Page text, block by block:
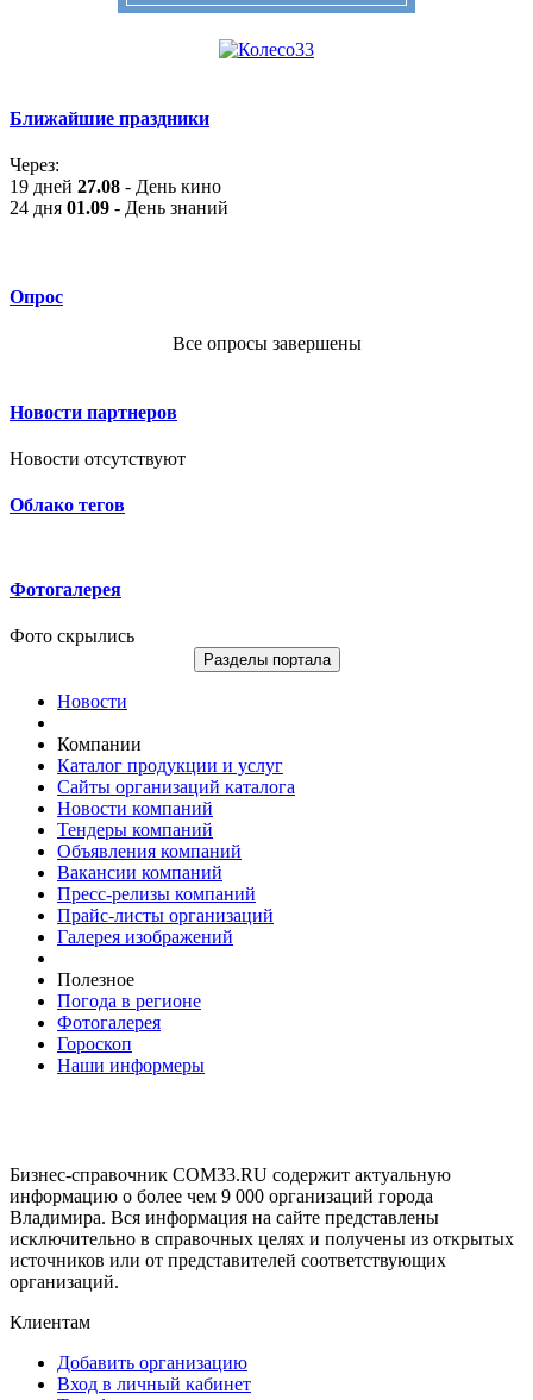
Ближайшие праздники
Через:
19 дней 27.08 - День кино
24 дня 01.09 - День знаний
Опрос
Все опросы завершены
Новости партнеров
Новости отсутствуют
Облако тегов
Фотогалерея
Фото скрылись
Разделы портала
Новости
Компании
Каталог продукции и услуг
Сайты организаций каталога
Новости компаний
Тендеры компаний
Объявления компаний
Вакансии компаний
Пресс-релизы компаний
Прайс-листы организаций
Галерея изображений
Полезное
Погода в регионе
Фотогалерея
Гороскоп
Наши информеры
Бизнес-справочник COM33.RU содержит актуальную
информацию о более чем 9 000 организаций города
Владимира. Вся информация на сайте представлены
исключительно в справочных целях и получены из открытых
источников или от представителей соответствующих
организаций.
Клиентам
Добавить организацию
Вход в личный кабинет